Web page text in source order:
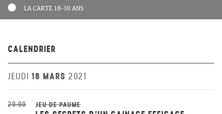
LA CARTE 18-30 ANS
CALENDRIER
JEUDI 18 MARS 2021
20:00 JEU DE PAUME